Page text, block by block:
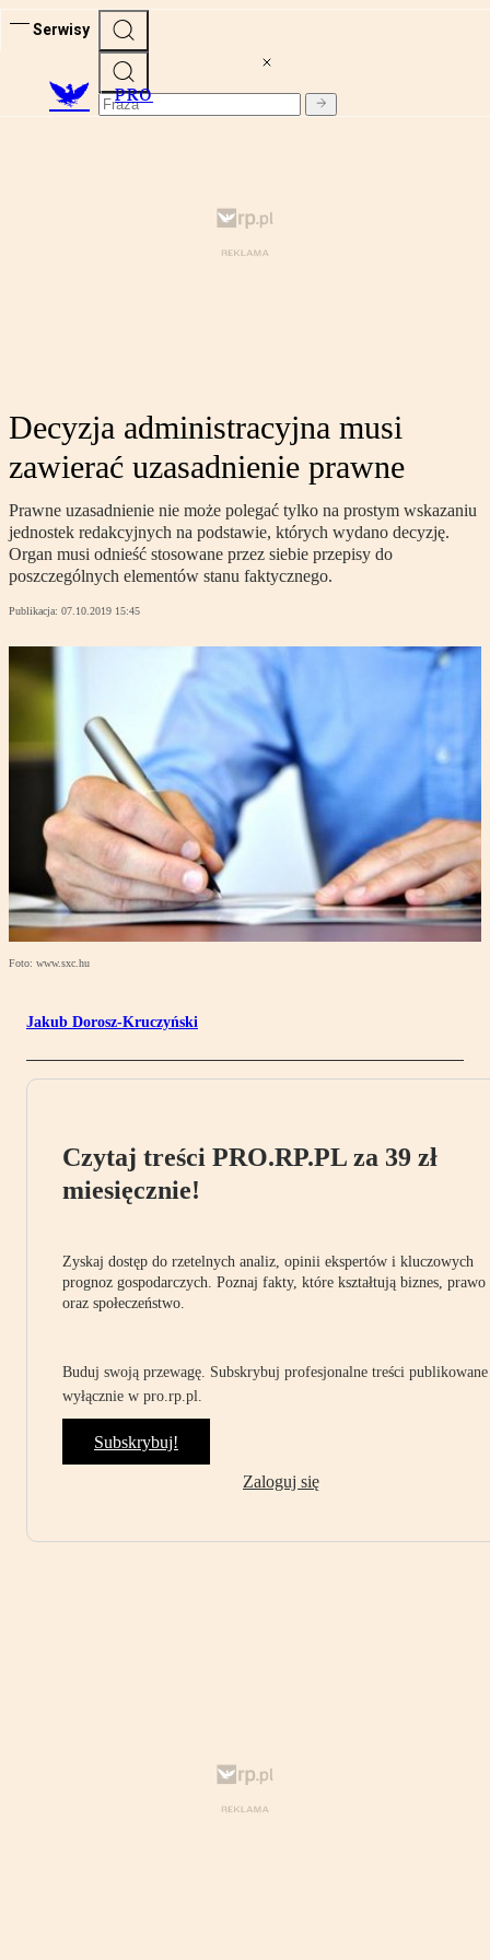
Serwisy
PRO
Decyzja administracyjna musi
zawierać uzasadnienie prawne
Prawne uzasadnienie nie może polegać tylko na prostym wskazaniu
jednostek redakcyjnych na podstawie, których wydano decyzję.
Organ musi odnieść stosowane przez siebie przepisy do
poszczególnych elementów stanu faktycznego.
Publikacja: 07.10.2019 15:45
Foto: www.sxc.hu
Jakub Dorosz-Kruczyński
Czytaj treści PRO.RP.PL za 39 zł
miesięcznie!
Zyskaj dostęp do rzetelnych analiz, opinii ekspertów i kluczowych
prognoz gospodarczych. Poznaj fakty, które kształtują biznes, prawo
oraz społeczeństwo.
Buduj swoją przewagę. Subskrybuj profesjonalne treści publikowane
wyłącznie w pro.rp.pl.
Subskrybuj!
Zaloguj się